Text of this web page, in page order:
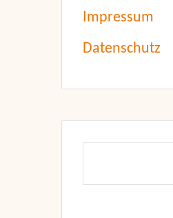
Impressum
Datenschutz